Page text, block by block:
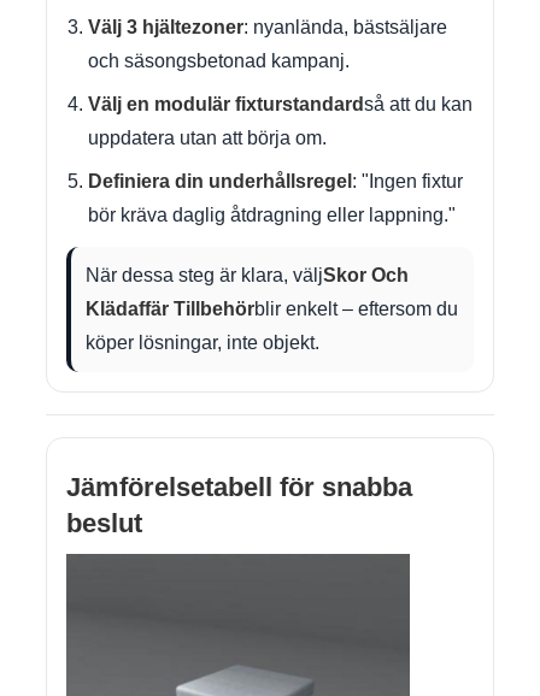
Välj 3 hjältezoner: nyanlända, bästsäljare
och säsongsbetonad kampanj.
Välj en modulär fixturstandardså att du kan
uppdatera utan att börja om.
Definiera din underhållsregel : "Ingen fixtur
bör kräva daglig åtdragning eller lappning."
När dessa steg är klara, väljSkor Och
Klädaffär Tillbehörblir enkelt – eftersom du
köper lösningar, inte objekt.
Jämförelsetabell för snabba
beslut